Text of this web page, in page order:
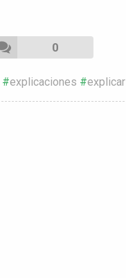
0
explicaciones explicar